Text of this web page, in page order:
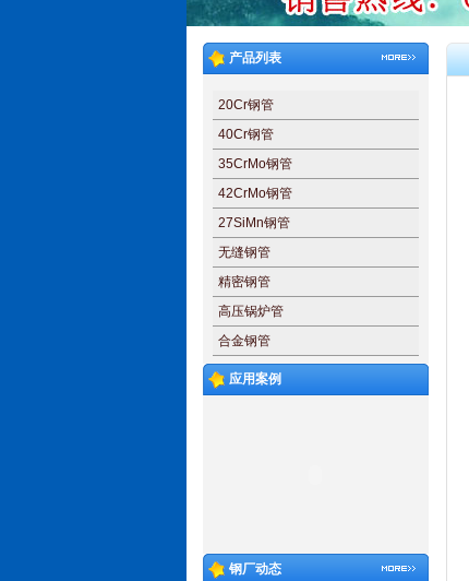
产品列表
20Cr钢管
40Cr钢管
35CrMo钢管
42CrMo钢管
27SiMn钢管
无缝钢管
精密钢管
高压锅炉管
合金钢管
应用案例
钢厂动态